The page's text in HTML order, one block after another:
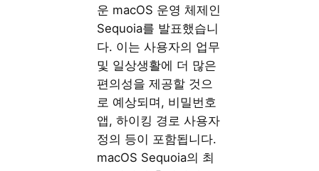
운 macOS 운영 체제인
Sequoia를 발표했습니
다. 이는 사용자의 업무
및 일상생활에 더 많은
편의성을 제공할 것으
로 예상되며, 비밀번호
앱, 하이킹 경로 사용자
정의 등이 포함됩니다.
macOS Sequoia의 최